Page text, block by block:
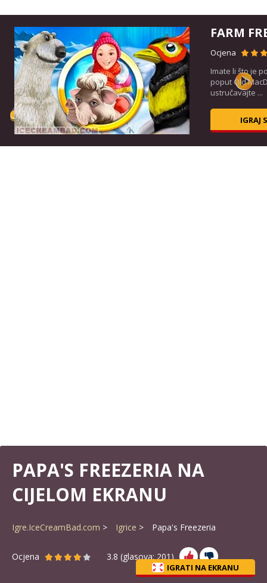
FARM
Ocjena
Imate li što je
poput Old
ustručavajte ...
IGRAJ
PAPA'S FREEZERIA NA
CIJELOM EKRANU
Igre.IceCreamBad.com Igrice Papa's Freezeria
Ocjena 3.8 (glasova:201)
IGRATI NA EKRANU